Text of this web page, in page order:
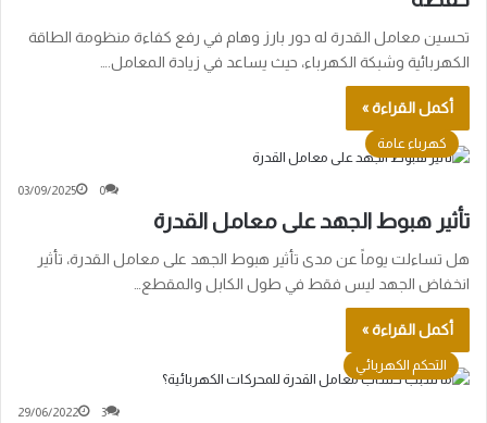
تحسين معامل القدرة له دور بارز وهام في رفع كفاءة منظومة الطاقة
الكهربائية وشبكة الكهرباء، حيث يساعد في زيادة المعامل.…
أكمل القراءة »
كهرباء عامة
03/09/2025 0
تأثير هبوط الجهد على معامل القدرة
هل تساءلت يوماً عن مدى تأثير هبوط الجهد على معامل القدرة، تأثير
انخفاض الجهد ليس فقط في طول الكابل والمقطع…
أكمل القراءة »
التحكم الكهربائي
29/06/2022 3